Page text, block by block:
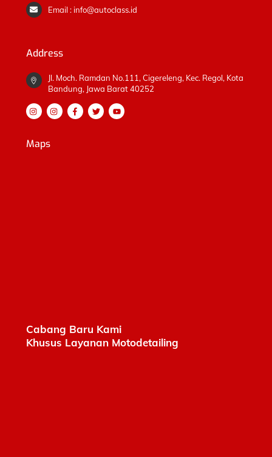
Email : info@autoclass.id
Address
Jl. Moch. Ramdan No.111, Cigereleng, Kec. Regol, Kota
Bandung, Jawa Barat 40252
Maps
Cabang Baru Kami
Khusus Layanan Motodetailing